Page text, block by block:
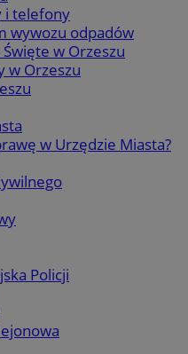
i telefony
wywozu odpadów
w Orzeszu
w Orzeszu
w Urzędzie Miasta?
Policji